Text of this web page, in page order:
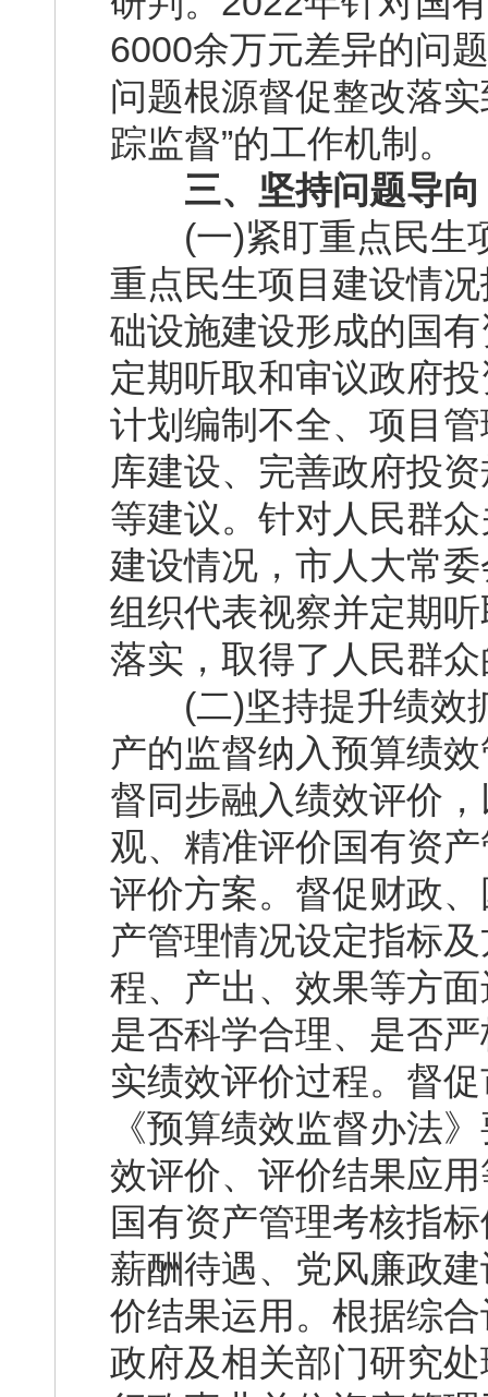
6000余万元差异的问
问题根源督促整改落
踪监督”的工作机制。
三、坚持问题导向
(一)紧盯重点民生项
重点民生项目建设情
础设施建设形成的国
定期听取和审议政府
计划编制不全、项目
库建设、完善政府投
等建议。针对人民群
建设情况，市人大常
组织代表视察并定期
落实，取得了人民群
(二)坚持提升绩效抓
产的监督纳入预算绩
督同步融入绩效评价
观、精准评价国有资
评价方案。督促财政
产管理情况设定指标
程、产出、效果等方
是否科学合理、是否
实绩效评价过程。督
《预算绩效监督办法
效评价、评价结果应
国有资产管理考核指
薪酬待遇、党风廉政
价结果运用。根据综
政府及相关部门研究